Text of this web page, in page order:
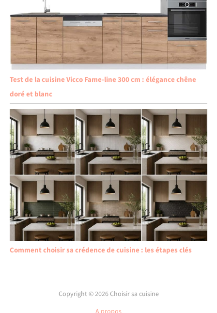
Test de la cuisine Vicco Fame-line 300 cm : élégance chêne
doré et blanc
Comment choisir sa crédence de cuisine : les étapes clés
Copyright © 2026 Choisir sa cuisine